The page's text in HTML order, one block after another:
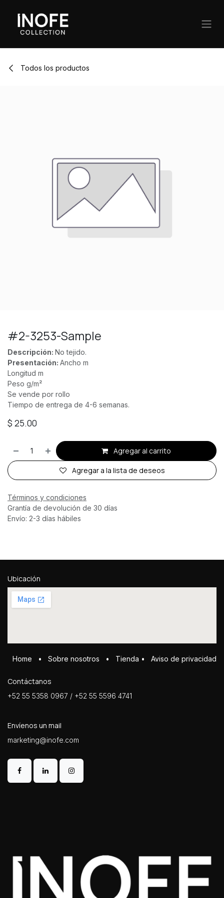
Todos los productos
#2-3253-Sample
Descripción: No tejido.
Presentación: Ancho m
Longitud m
Peso g/m²
Se vende por rollo
Tiempo de entrega de 4-6 semanas.
$ 25.00
Agregar al carrito
Agregar a la lista de deseos
Términos y condiciones
Grantía de devolución de 30 días
Envío: 2-3 días hábiles
Ubicación
Home • Sobre ​n​osotros • Tienda • Aviso de privacidad
Contáctanos
+52 55 5358 0967 / +52 55 5596 4741
Envíenos un mail
marketing@inofe.com